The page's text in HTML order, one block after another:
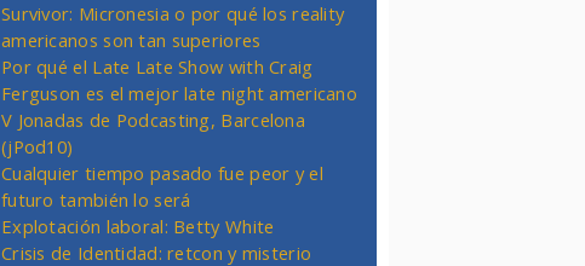
Survivor: Micronesia o por qué los reality
americanos son tan superiores
Por qué el Late Late Show with Craig
Ferguson es el mejor late night americano
V Jonadas de Podcasting, Barcelona
(jPod10)
Cualquier tiempo pasado fue peor y el
futuro también lo será
Explotación laboral: Betty White
Crisis de Identidad: retcon y misterio